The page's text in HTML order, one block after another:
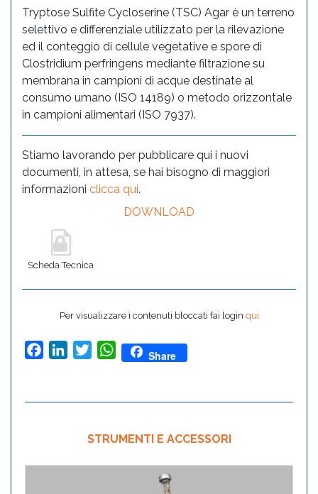
Tryptose Sulfite Cycloserine (TSC) Agar è un terreno
selettivo e differenziale utilizzato per la rilevazione
ed il conteggio di cellule vegetative e spore di
Clostridium perfringens mediante filtrazione su
membrana in campioni di acque destinate al
consumo umano (ISO 14189) o metodo orizzontale
in campioni alimentari (ISO 7937).
Stiamo lavorando per pubblicare qui i nuovi
documenti, in attesa, se hai bisogno di maggiori
informazioni clicca qui.
DOWNLOAD
Scheda Tecnica
Per visualizzare i contenuti bloccati fai login qui
FacebookLinkedInTwitterWhatsApp
Share
STRUMENTI E ACCESSORI